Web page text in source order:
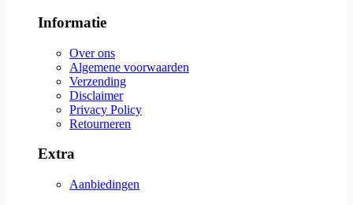
Informatie
Over ons
Algemene voorwaarden
Verzending
Disclaimer
Privacy Policy
Retourneren
Extra
Aanbiedingen